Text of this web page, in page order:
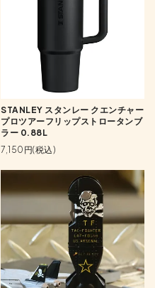
STANLEY スタンレー クエンチャー
プロツアーフリップストロータンブ
ラー 0.88L
7,150円(税込)